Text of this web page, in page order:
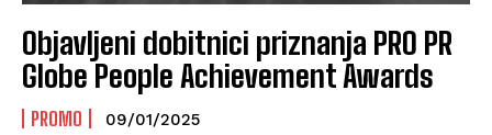
Objavljeni dobitnici priznanja PRO PR
Globe People Achievement Awards
PROMO 09/01/2025